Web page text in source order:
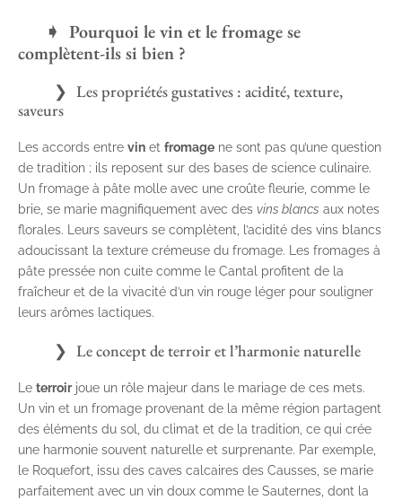
Pourquoi le vin et le fromage se
complètent-ils si bien ?
Les propriétés gustatives : acidité, texture,
saveurs
Les accords entre vin et fromage ne sont pas qu’une question
de tradition ; ils reposent sur des bases de science culinaire.
Un fromage à pâte molle avec une croûte fleurie, comme le
brie, se marie magnifiquement avec des vins blancs aux notes
florales. Leurs saveurs se complètent, l’acidité des vins blancs
adoucissant la texture crémeuse du fromage. Les fromages à
pâte pressée non cuite comme le Cantal profitent de la
fraîcheur et de la vivacité d’un vin rouge léger pour souligner
leurs arômes lactiques.
Le concept de terroir et l’harmonie naturelle
Le terroirjoue un rôle majeur dans le mariage de ces mets.
Un vin et un fromage provenant de la même région partagent
des éléments du sol, du climat et de la tradition, ce qui crée
une harmonie souvent naturelle et surprenante. Par exemple,
le Roquefort, issu des caves calcaires des Causses, se marie
parfaitement avec un vin doux comme le Sauternes, dont la